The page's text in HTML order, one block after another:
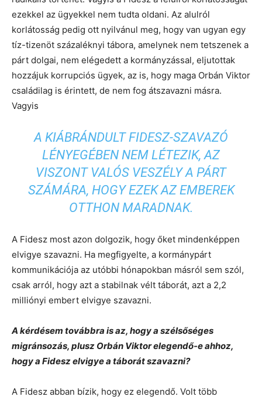
ezekkel az ügyekkel nem tudta oldani. Az alulról
korlátosság pedig ott nyilvánul meg, hogy van ugyan egy
tíz-tizenöt százaléknyi tábora, amelynek nem tetszenek a
párt dolgai, nem elégedett a kormányzással, eljutottak
hozzájuk korrupciós ügyek, az is, hogy maga Orbán Viktor
családilag is érintett, de nem fog átszavazni másra.
Vagyis
A KIÁBRÁNDULT FIDESZ-SZAVAZÓ
LÉNYEGÉBEN NEM LÉTEZIK, AZ
VISZONT VALÓS VESZÉLY A PÁRT
SZÁMÁRA, HOGY EZEK AZ EMBEREK
OTTHON MARADNAK.
A Fidesz most azon dolgozik, hogy őket mindenképpen
elvigye szavazni. Ha megfigyelte, a kormánypárt
kommunikációja az utóbbi hónapokban másról sem szól,
csak arról, hogy azt a stabilnak vélt táborát, azt a 2,2
milliónyi embert elvigye szavazni.
A kérdésem továbbra is az, hogy a szélsőséges
migránsozás, plusz Orbán Viktor elegendő-e ahhoz,
hogy a Fidesz elvigye a táborát szavazni?
A Fidesz abban bízik, hogy ez elegendő. Volt több